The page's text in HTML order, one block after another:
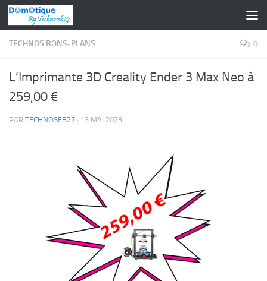
Skip to content
TECHNOS BONS-PLANS 0
L’Imprimante 3D Creality Ender 3 Max Neo à
259,00 €
PAR TECHNOSEB27 · 13 MAI 2023